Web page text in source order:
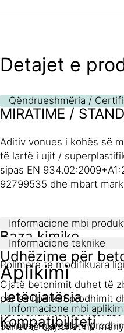
Detajet e
Qëndrueshmëria /
MIRATIME /
Aditiv vonues i kohës së
të lartë i ujit /
sipas ΕΝ
92799535 dhe mbart
Informacione mbi
Baza kimike
Polimere të modifikuara
Jetëgjatësia
18 muaj nga data e
Informacione teknike
Udhëzime për
Gjatë betonimit duhet të
për sa i përket prodhimit
Referohuni tek
duhet të trajtohet në
Aplikimi
Informacione mbi
Kompatibiliteti